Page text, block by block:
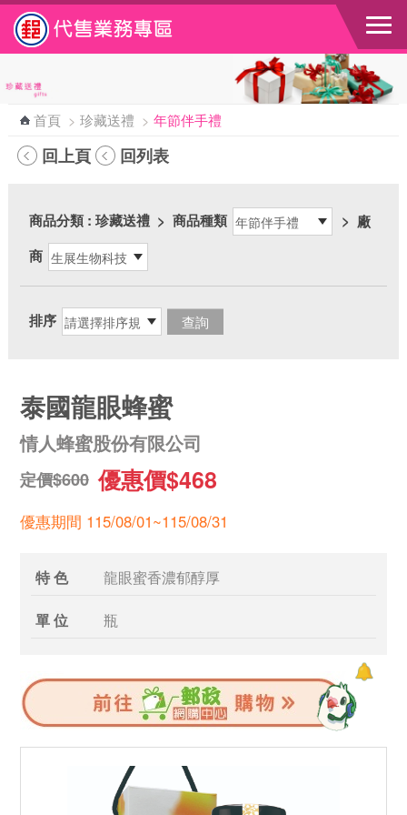
跳到主要內容區塊
首頁 > 珍藏送禮 > 年節伴手禮
回上頁 回列表
商品分類: 珍藏送禮 > 商品種類 > 廠
商
排序
泰國龍眼蜂蜜
情人蜂蜜股份有限公司
定價$600 優惠價$468
優惠期間 115/08/01~115/08/31
特 色 龍眼蜜香濃郁醇厚
單 位 瓶